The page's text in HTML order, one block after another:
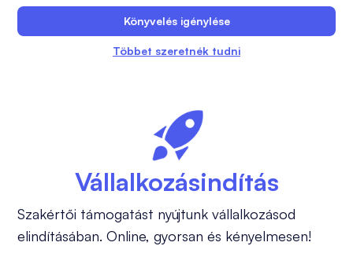
Könyvelés igénylése
Többet szeretnék tudni
Vállalkozásindítás
Szakértői támogatást nyújtunk vállalkozásod
elindításában. Online, gyorsan és kényelmesen!